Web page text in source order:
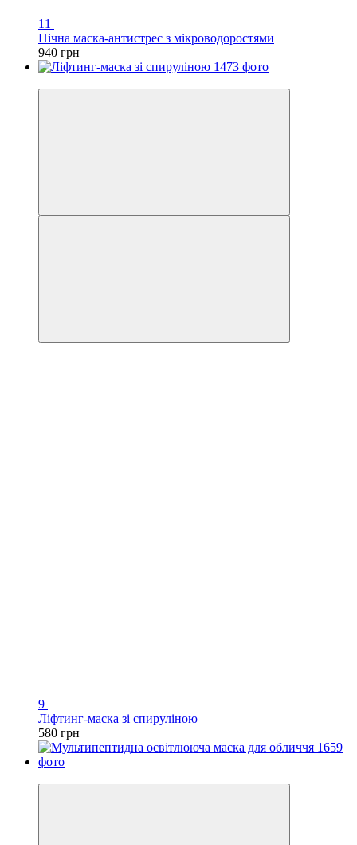
11
Нічна маска-антистрес з мікроводоростями
940 грн
9
Ліфтинг-маска зі спируліною
580 грн